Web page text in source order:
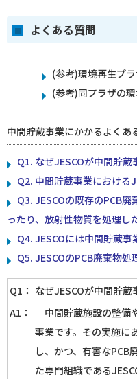
よくある質問
(参考)環境再生プ
(参考)同プラザの
中間貯蔵事業にかかるよくあ
Q1. なぜJESCOが中間貯蔵
Q2. 中間貯蔵事業における
Q3. JESCOの既存のPCB
ったり、放射性物質を処理し
Q4. JESCOには中間貯蔵
Q5. JESCOのPCB廃棄物
Q1： なぜJESCOが中間貯蔵
A1：
中間貯蔵施設の整備
事業です。その実施に
し、かつ、有害なPCB
た専門組織である